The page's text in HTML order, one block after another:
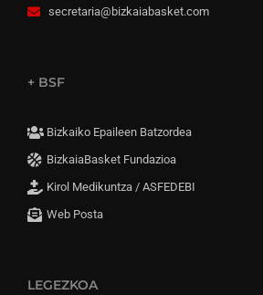
secretaria@bizkaiabasket.com
+ BSF
Bizkaiko Epaileen Batzordea
BizkaiaBasket Fundazioa
Kirol Medikuntza / ASFEDEBI
Web Posta
LEGEZKOA